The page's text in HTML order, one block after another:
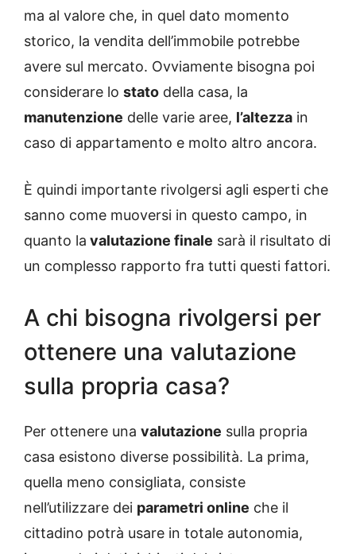
ma al valore che, in quel dato momento
storico, la vendita dell’immobile potrebbe
avere sul mercato. Ovviamente bisogna poi
considerare lo stato della casa, la
manutenzione delle varie aree, l’altezza in
caso di appartamento e molto altro ancora.
È quindi importante rivolgersi agli esperti che
sanno come muoversi in questo campo, in
quanto la valutazione finale sarà il risultato di
un complesso rapporto fra tutti questi fattori.
A chi bisogna rivolgersi per
ottenere una valutazione
sulla propria casa?
Per ottenere una valutazione sulla propria
casa esistono diverse possibilità. La prima,
quella meno consigliata, consiste
nell’utilizzare dei parametri online che il
cittadino potrà usare in totale autonomia,